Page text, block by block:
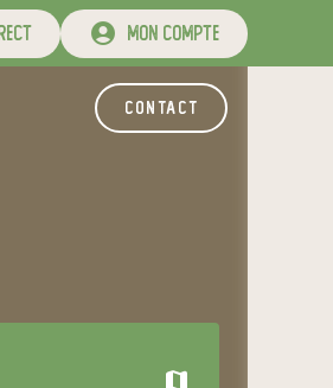
mon compte
contact